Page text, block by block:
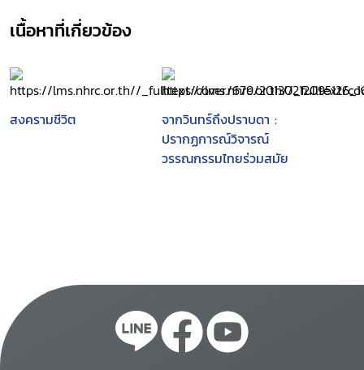
เนื้อหาที่เกี่ยวข้อง
สงครามชีวิต
จากวินทร์ถึงปราบดา :
ปรากฏการณ์วิจารณ์
วรรณกรรมไทยร่วมสมัย